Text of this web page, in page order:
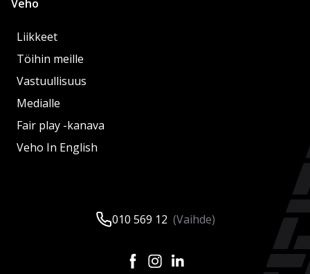
Veho
Liikkeet
Töihin meille
Vastuullisuus
Medialle
Fair play -kanava
Veho In English
010 569 12 (Vaihde)